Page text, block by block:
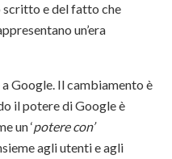
scritto e del fatto che
un’era
Google. Il cambiamento è
il potere di Google è
un ‘potere con’
agli utenti e agli